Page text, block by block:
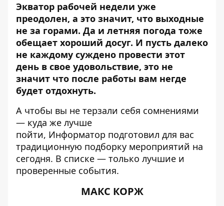
Экватор рабочей недели уже
преодолен, а это значит, что выходные
не за горами. Да и летняя погода тоже
обещает хороший досуг. И пусть далеко
не каждому суждено провести этот
день в свое удовольствие, это не
значит что после работы вам негде
будет отдохнуть.
А чтобы вы не терзали себя сомнениями
— куда же лучше
пойти, Информатор подготовил для вас
традиционную подборку мероприятий на
сегодня. В списке — только лучшие и
проверенные события.
МАКС КОРЖ